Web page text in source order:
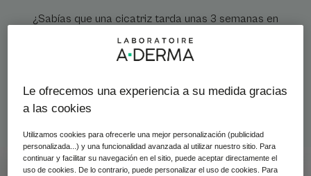
¿Sabías que una cicatriz tarda unas 3 semanas en
Le ofrecemos una experiencia a su medida gracias
a las cookies
Utilizamos cookies para ofrecerle una mejor personalización (publicidad
personalizada...) y una funcionalidad avanzada al utilizar nuestro sitio. Para
continuar y facilitar su navegación en el sitio, puede aceptar directamente el
uso de cookies. De lo contrario, puede personalizar el uso de cookies. Para